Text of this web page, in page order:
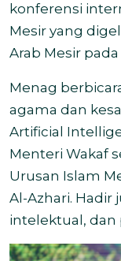
konferensi
Mesir yang
Arab Mesir pada
Menag
agama dan
Artificial
Menteri Wakaf
Urusan Islam
Al-Azhari. Hadir
intelektual, dan